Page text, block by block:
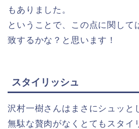
もありました。
ということで、この点に関して
致するかな？と思います！
スタイリッシュ
沢村一樹さんはまさにシュッと
無駄な贅肉がなくとてもスタイ